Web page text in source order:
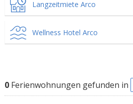
Langzeitmiete Arco
Wellness Hotel Arco
0Ferienwohnungen gefunden in